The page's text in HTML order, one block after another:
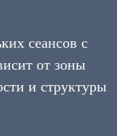
сеансов с
от зоны
и структуры